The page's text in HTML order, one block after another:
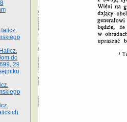
do
29